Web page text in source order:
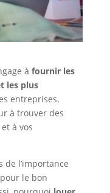
à fournir les
les plus
entreprises.
à trouver des
à vos
de l’importance
le bon